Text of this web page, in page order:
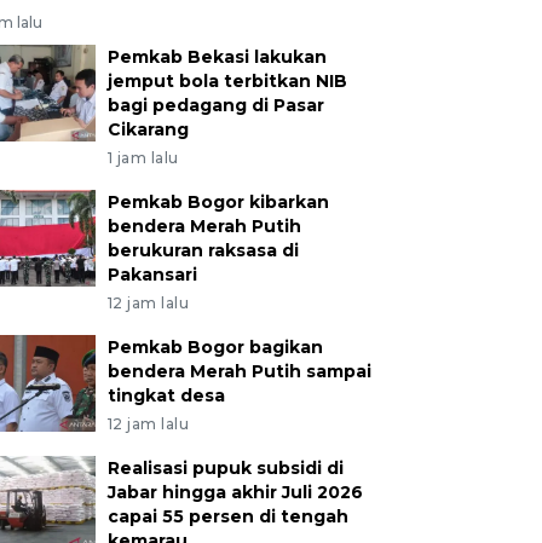
lalu
Pemkab Bekasi lakukan
jemput bola terbitkan NIB
bagi pedagang di Pasar
Cikarang
1 jam lalu
Pemkab Bogor kibarkan
bendera Merah Putih
berukuran raksasa di
Pakansari
12 jam lalu
Pemkab Bogor bagikan
bendera Merah Putih sampai
tingkat desa
12 jam lalu
Realisasi pupuk subsidi di
Jabar hingga akhir Juli 2026
capai 55 persen di tengah